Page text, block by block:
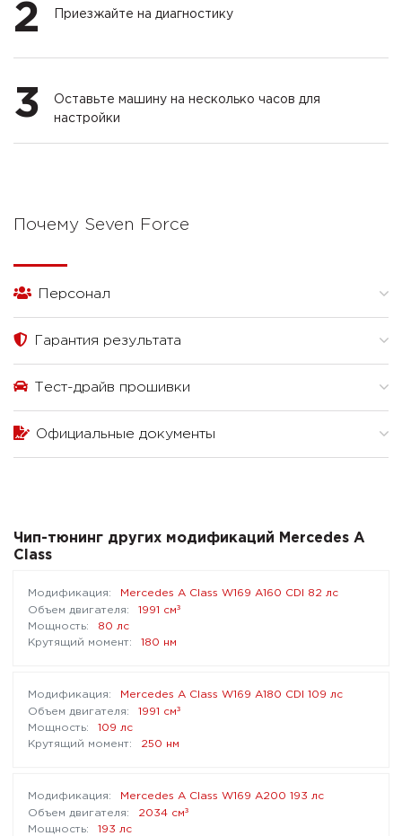
2 Приезжайте на диагностику
3
Оставьте машину на несколько часов для
настройки
Почему Seven Force
Персонал
Гарантия результата
Тест-драйв прошивки
Официальные документы
Чип-тюнинг других модификаций Mercedes A
Class
Mercedes A Class W169 A160 CDI 82 лс
1991 см³
80 лс
180 нм
Mercedes A Class W169 A180 CDI 109 лс
1991 см³
109 лс
250 нм
Mercedes A Class W169 A200 193 лс
2034 см³
193 лс